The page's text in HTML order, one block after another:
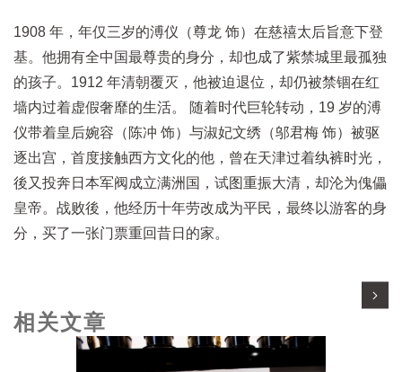
1908 年，年仅三岁的溥仪（尊龙 饰）在慈禧太后旨意下登
基。他拥有全中国最尊贵的身分，却也成了紫禁城里最孤独
的孩子。1912 年清朝覆灭，他被迫退位，却仍被禁锢在红
墙内过着虚假奢靡的生活。 随着时代巨轮转动，19 岁的溥
仪带着皇后婉容（陈冲 饰）与淑妃文绣（邬君梅 饰）被驱
逐出宫，首度接触西方文化的他，曾在天津过着纨裤时光，
後又投奔日本军阀成立满洲国，试图重振大清，却沦为傀儡
皇帝。战败後，他经历十年劳改成为平民，最终以游客的身
分，买了一张门票重回昔日的家。
相关文章